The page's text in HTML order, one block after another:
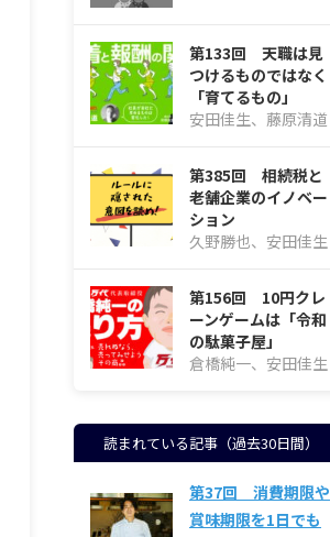
第133回 天職は見
つけるものではなく
「育てるもの」
安田佳生、藤原清道
第385回 相続税と
老舗企業のイノベー
ション
久野勝也、安田佳生
第156回 10円クレ
ーンゲームは「令和
の駄菓子屋」
倉橋純一、安田佳生
読まれている記事（過去30日間）
第37回 消費期限や
賞味期限を1日でも